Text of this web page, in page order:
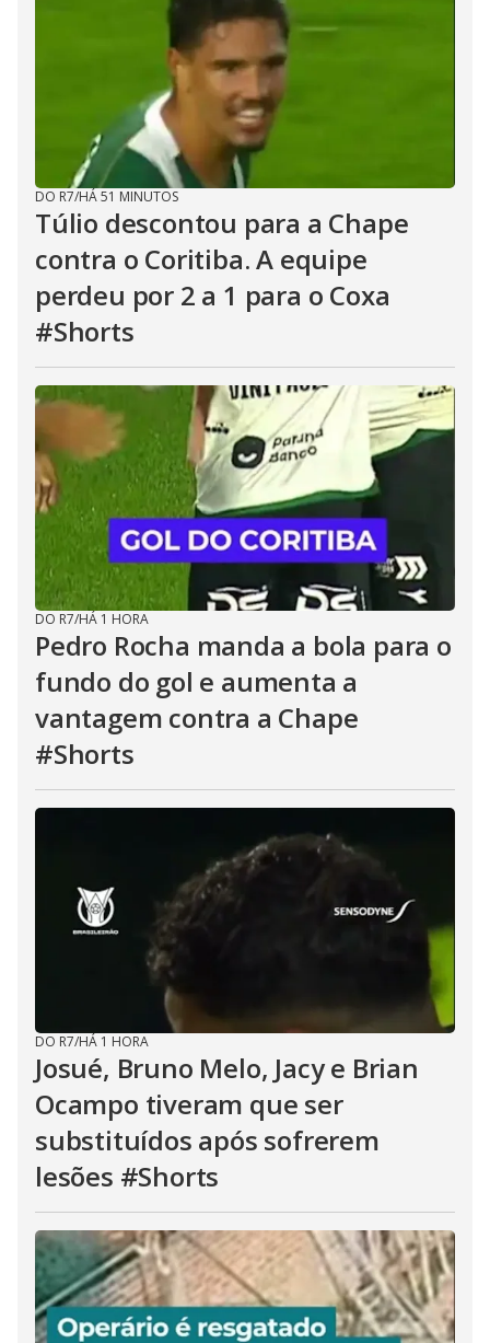
DO R7/HÁ 51 MINUTOS
Túlio descontou para a Chape
contra o Coritiba. A equipe
perdeu por 2 a 1 para o Coxa
#Shorts
DO R7/HÁ 1 HORA
Pedro Rocha manda a bola para o
fundo do gol e aumenta a
vantagem contra a Chape
#Shorts
DO R7/HÁ 1 HORA
Josué, Bruno Melo, Jacy e Brian
Ocampo tiveram que ser
substituídos após sofrerem
lesões #Shorts